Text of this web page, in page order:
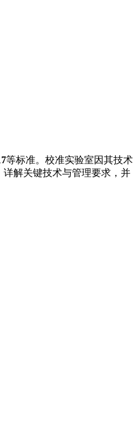
等标准。校准实验室因其技术
解关键技术与管理要求，并